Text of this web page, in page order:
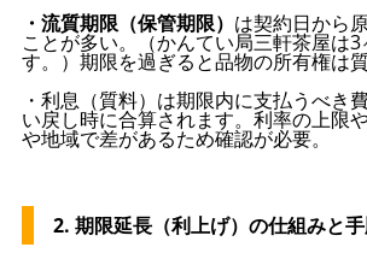
・流質期限（保管期限） は契約日から
ことが多い。（かんてい局三軒茶屋は3
す。）期限を過ぎると品物の所有権は
・利息（質料）は期限内に支払うべき
い戻し時に合算されます。利率の上限
や地域で差があるため確認が必要。
2. 期限延長（利上げ）の仕組みと